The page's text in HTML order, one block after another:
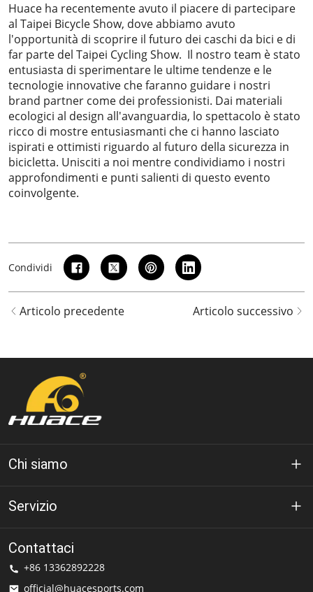
Huace ha recentemente avuto il piacere di partecipare
al Taipei Bicycle Show, dove abbiamo avuto
l'opportunità di scoprire il futuro dei caschi da bici e di
far parte del Taipei Cycling Show. Il nostro team è stato
entusiasta di sperimentare le ultime tendenze e le
tecnologie innovative che faranno guidare i nostri
brand partner come dei professionisti. Dai materiali
ecologici al design all'avanguardia, lo spettacolo è stato
ricco di mostre entusiasmanti che ci hanno lasciato
ispirati e ottimisti riguardo al futuro della sicurezza in
bicicletta. Unisciti a noi mentre condividiamo i nostri
approfondimenti e punti salienti di questo evento
coinvolgente.
Condividi
Articolo precedente Articolo successivo
Chi siamo
A proposito di Huáce
Soluzione
Servizio
politica sulla riservatezza
Termini di utilizzo
Contattaci
+86 13362892228
official@huacesports.com